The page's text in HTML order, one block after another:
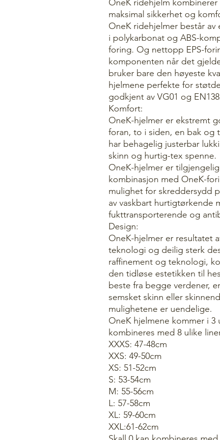
OneK ridehjelm
maksimal sikkerhet og
OneK ridehjelmer består
i polykarbonat og ABS-
foring. Og nettopp EPS-
komponenten når det
bruker bare den høyeste
hjelmene perfekte for
godkjent av VG01 og
Komfort:
OneK-hjelmer er ekstremt
foran, to i siden, en bak og
har behagelig justerbar
skinn og hurtig-tex spenne.
OneK-hjelmer er
kombinasjon med OneK-
mulighet for skreddersydd
av vaskbart hurtigtørkende
fukttransporterende og
Design:
OneK-hjelmer er resultatet
teknologi og deilig sterk
raffinement og teknologi,
den tidløse estetikken til
beste fra begge verdener,
semsket skinn eller
mulighetene er uendelige.
OneK hjelmene kommer i 3
kombineres med 8 ulike
XXXS: 47-48cm
XXS: 49-50cm
XS: 51-52cm
S: 53-54cm
M: 55-56cm
L: 57-58cm
XL: 59-60cm
XXL:61-62cm